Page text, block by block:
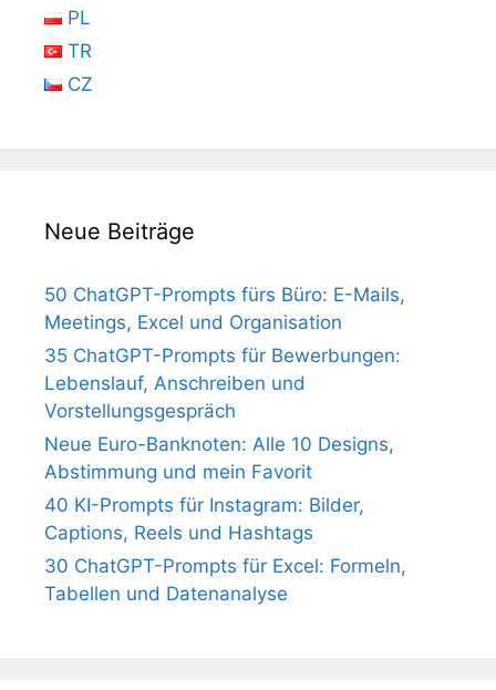
PL
TR
CZ
Neue Beiträge
50 ChatGPT-Prompts fürs Büro: E-Mails,
Meetings, Excel und Organisation
35 ChatGPT-Prompts für Bewerbungen:
Lebenslauf, Anschreiben und
Vorstellungsgespräch
Neue Euro-Banknoten: Alle 10 Designs,
Abstimmung und mein Favorit
40 KI-Prompts für Instagram: Bilder,
Captions, Reels und Hashtags
30 ChatGPT-Prompts für Excel: Formeln,
Tabellen und Datenanalyse